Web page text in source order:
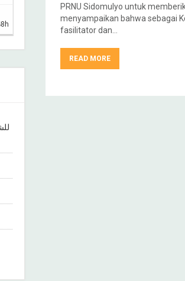
PRNU Sidomulyo untuk
menyampaikan bahwa sebagai
fasilitator dan…
READ MORE